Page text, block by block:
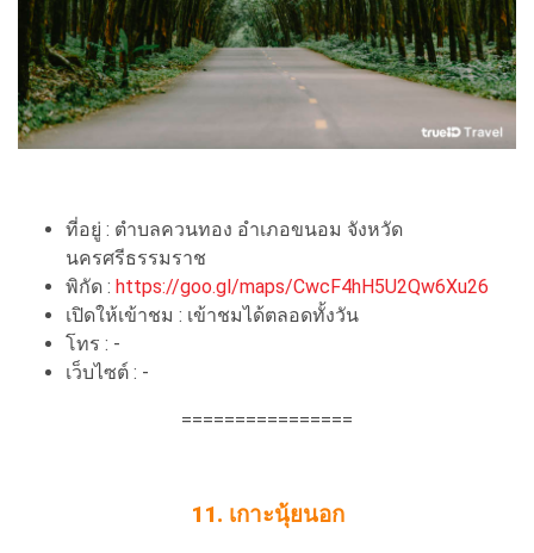
ที่อยู่ : ตำบลควนทอง อำเภอขนอม จังหวัด
นครศรีธรรมราช
พิกัด : https://goo.gl/maps/CwcF4hH5U2Qw6Xu26
เปิดให้เข้าชม : เข้าชมได้ตลอดทั้งวัน
โทร : -
เว็บไซต์ : -
================
11. เกาะนุ้ยนอก